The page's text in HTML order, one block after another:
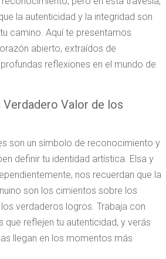
la autenticidad y la integridad son
camino. Aquí te presentamos
abierto, extraídos de
reflexiones en el mundo de
Valor de los
son un símbolo de reconocimiento y
definir tu identidad artística. Elsa y
nos recuerdan que la
son los cimientos sobre los
verdaderos logros. Trabaja con
reflejen tu autenticidad, y verás
llegan en los momentos más